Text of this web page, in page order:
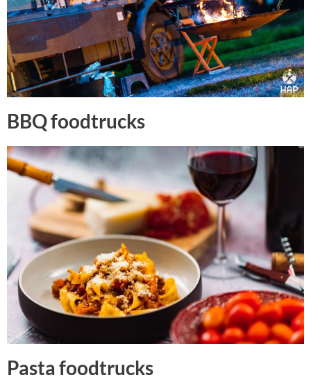
BBQ foodtrucks
Pasta foodtrucks